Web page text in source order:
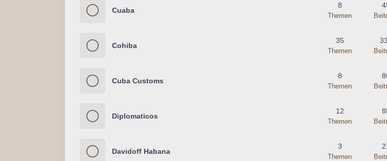
Cuaba
8
Themen
Cohiba
35
Themen
Cuba Customs
8
Themen
Diplomaticos
12
Themen
Davidoff Habana
3
Themen